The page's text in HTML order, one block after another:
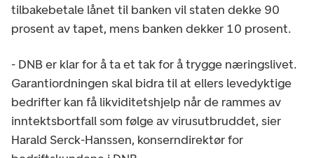
tilbakebetale lånet til banken vil staten dekke 90
prosent av tapet, mens banken dekker 10 prosent.
- DNB er klar for å ta et tak for å trygge næringslivet.
Garantiordningen skal bidra til at ellers levedyktige
bedrifter kan få likviditetshjelp når de rammes av
inntektsbortfall som følge av virusutbruddet, sier
Harald Serck-Hanssen, konserndirektør for